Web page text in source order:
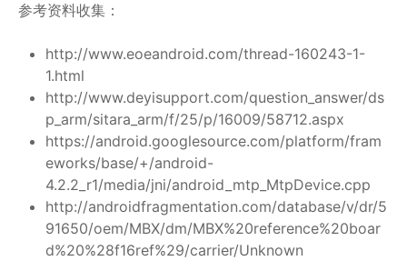
参考资料收集：
http://www.eoeandroid.com/thread-160243-1-
1.html
http://www.deyisupport.com/question_answer/ds
p_arm/sitara_arm/f/25/p/16009/58712.aspx
https://android.googlesource.com/platform/fram
eworks/base/+/android-
4.2.2_r1/media/jni/android_mtp_MtpDevice.cpp
http://androidfragmentation.com/database/v/dr/5
91650/oem/MBX/dm/MBX%20reference%20boar
d%20%28f16ref%29/carrier/Unknown